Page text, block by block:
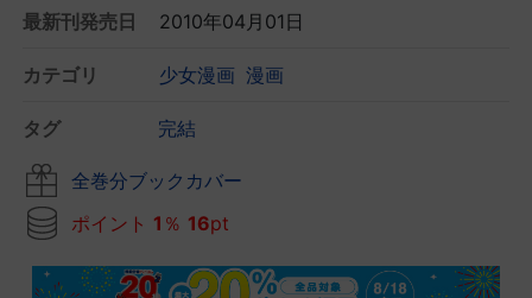
最新刊発売日 2010年04月01日
カテゴリ 少女漫画 漫画
タグ 完結
全巻分ブックカバー
ポイント 1 ％ 16pt